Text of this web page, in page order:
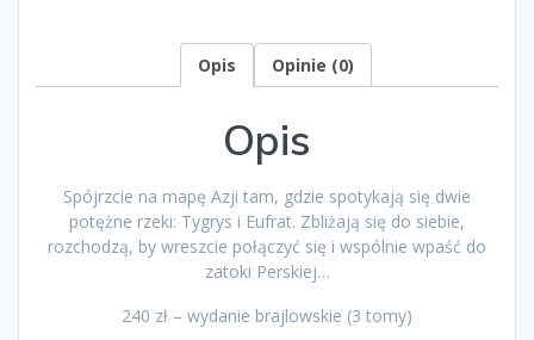
Opis Opinie (0)
Opis
Spójrzcie na mapę Azji tam, gdzie spotykają się dwie
potężne rzeki: Tygrys i Eufrat. Zbliżają się do siebie,
rozchodzą, by wreszcie połączyć się i wspólnie wpaść do
zatoki Perskiej…
240 zł – wydanie brajlowskie (3 tomy)